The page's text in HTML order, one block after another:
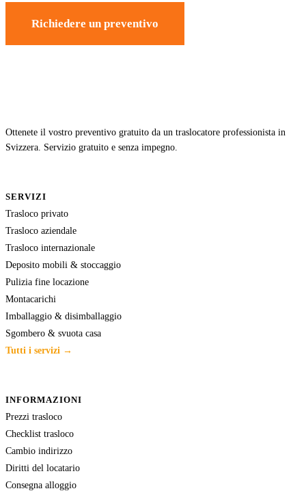
Richiedere un preventivo
Ottenete il vostro preventivo gratuito da un traslocatore professionista in
Svizzera. Servizio gratuito e senza impegno.
SERVIZI
Trasloco privato
Trasloco aziendale
Trasloco internazionale
Deposito mobili & stoccaggio
Pulizia fine locazione
Montacarichi
Imballaggio & disimballaggio
Sgombero & svuota casa
Tutti i servizi →
INFORMAZIONI
Prezzi trasloco
Checklist trasloco
Cambio indirizzo
Diritti del locatario
Consegna alloggio